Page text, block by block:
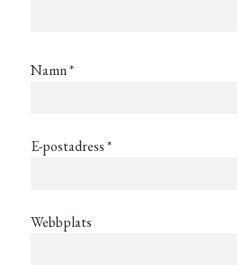
Namn*
E-postadress*
Webbplats